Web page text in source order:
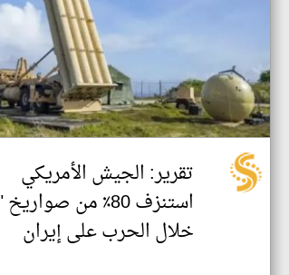
تقرير: الجيش الأمريكي
استنزف 80٪ من
خلال الحرب على إيران